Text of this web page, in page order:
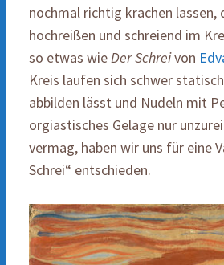
nochmal richtig krachen lassen,
hochreißen und schreiend im
so etwas wieDer Schreivon
Kreis laufen sich schwer
abbilden lässt und Nudeln mit
orgiastisches Gelage nur
vermag, haben wir uns für eine
Schrei“ entschieden.